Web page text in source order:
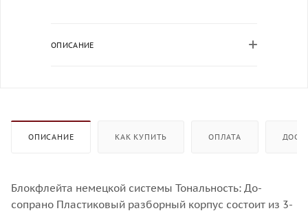
ОПИСАНИЕ
ОПИСАНИЕ КАК КУПИТЬ ОПЛАТА
Блокфлейта немецкой системы Тональность: До-
сопрано Пластиковый разборный корпус состоит из 3-